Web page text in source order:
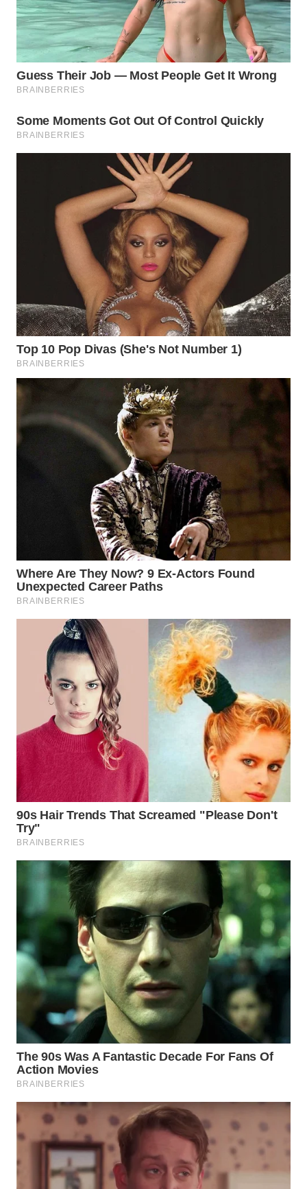
WAHANA
TRAVEL
WAHANA
TV
WAHANANEWS
ID
WAHANANEWS
NET
WAHANA
UMKM
WAHANA
WAHANA
WAHANA
DESA
LAPAK
WAHANA
KONSUMEN
LISTRIK
MASYARAKAT
KELISTRIKAN
WALINKI
ID
ID
MARTABAT
NET
PLN
WATCH
MKLI
LPKKI
LKKI
KOPEKLIN